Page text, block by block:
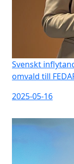
Svenskt
omvald till
2025-05-16